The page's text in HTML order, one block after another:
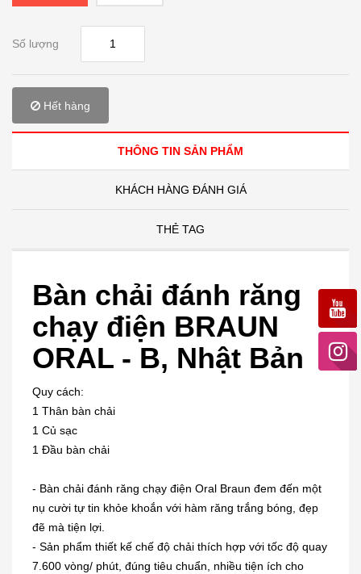
Số lượng
Hết hàng
THÔNG TIN SẢN PHẨM
KHÁCH HÀNG ĐÁNH GIÁ
THẺ TAG
Bàn chải đánh răng
chạy điện BRAUN
ORAL - B, Nhật Bản
Quy cách:
1 Thân bàn chải
1 Củ sạc
1 Đầu bàn chải
- Bàn chải đánh răng chạy điện Oral Braun đem đến một
nụ cười tự tin khỏe khoắn với hàm răng trắng bóng, đẹp
đẽ mà tiện lợi.
- Sản phẩm thiết kế chế độ chải thích hợp với tốc độ quay
7.600 vòng/ phút, đúng tiêu chuẩn, nhiều tiện ích cho